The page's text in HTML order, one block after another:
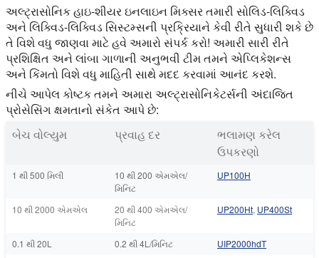
અલ્ટ્રાસોનિક હાઇ-શીયર ઇનલાઇન મિક્સર તમારી સોલિડ-લિક્વિડ
અને લિક્વિડ-લિક્વિડ સિસ્ટમ્સની પ્રક્રિયાને કેવી રીતે સુધારી શકે છે
તે વિશે વધુ જાણવા માટે હવે અમારો સંપર્ક કરો! અમારી સારી રીતે
પ્રશિક્ષિત અને લાંબા ગાળાની અનુભવી ટીમ તમને એપ્લિકેશન્સ
અને કિંમતો વિશે વધુ માહિતી સાથે મદદ કરવામાં આનંદ કરશે.
નીચે આપેલ કોષ્ટક તમને અમારા અલ્ટ્રાસોનિકેટર્સની અંદાજિત
પ્રોસેસિંગ ક્ષમતાનો સંકેત આપે છે:
બેચ વોલ્યુમ
પ્રવાહ દર
ભલામણ કરેલ
ઉપકરણો
1 થી 500 મિલી
10 થી 200 એમએલ/
મિનિટ
UP100H
10 થી 2000 એમએલ
20 થી 400 એમએલ/
મિનિટ
UP200Ht, UP400St
0.1 થી 20L 0.2 થી 4L/મિનિટ UIP2000hdT